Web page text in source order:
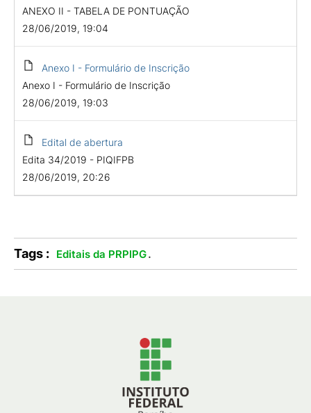
ANEXO II - TABELA DE PONTUAÇÃO
28/06/2019, 19:04
Anexo I - Formulário de Inscrição
Anexo I - Formulário de Inscrição
28/06/2019, 19:03
Edital de abertura
Edita 34/2019 - PIQIFPB
28/06/2019, 20:26
Tags : Editais da PRPIPG.